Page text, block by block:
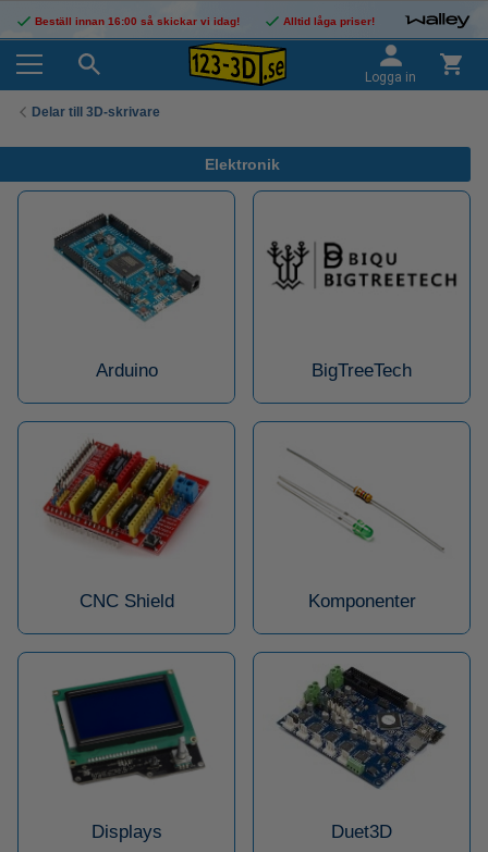
Beställ innan 16:00 så skickar vi idag! Alltid låga priser!
Logga in
Delar till 3D-skrivare
Elektronik
Arduino BigTreeTech
CNC Shield Komponenter
Displays Duet3D